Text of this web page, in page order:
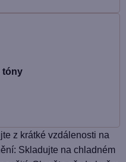
tóny
z krátké vzdálenosti na
Skladujte na chladném